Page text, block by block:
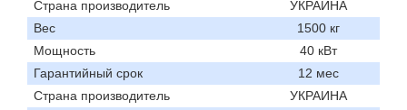
Страна производитель
УКРАИНА
Вес
1500 кг
Мощность
40 кВт
Гарантийный срок
12 мес
Страна производитель
УКРАИНА